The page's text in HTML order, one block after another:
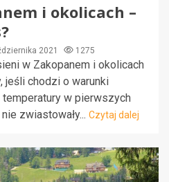
i okolicach –
2021 1275
w Zakopanem i okolicach
jeśli chodzi o warunki
w pierwszych
zwiastowały... Czytaj dalej